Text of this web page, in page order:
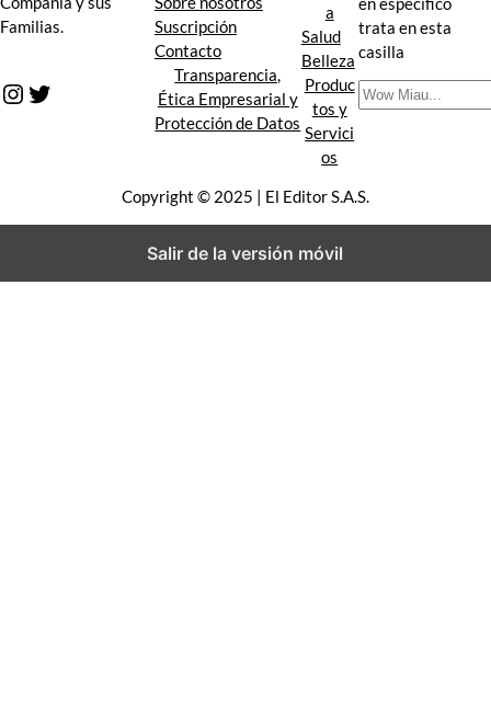
Familias.
Instagram Twitter
Suscripción
Contacto
Transparencia,
Ética Empresarial y
Protección de Datos
a
Salud
Belleza
Produc
tos y
Servici
os
trata en esta
casilla
B
u
Copyright © 2025 | El Editor S.A.S.
Salir de la versión móvil